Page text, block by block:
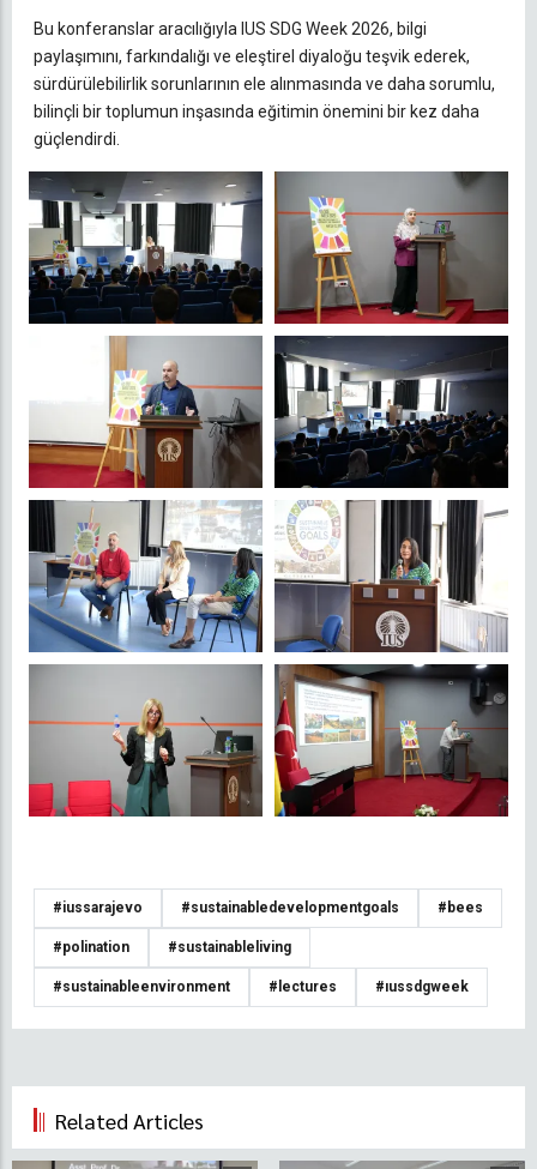
Bu konferanslar aracılığıyla IUS SDG Week 2026, bilgi
paylaşımını, farkındalığı ve eleştirel diyaloğu teşvik ederek,
sürdürülebilirlik sorunlarının ele alınmasında ve daha sorumlu,
bilinçli bir toplumun inşasında eğitimin önemini bir kez daha
güçlendirdi.
#iussarajevo #sustainabledevelopmentgoals #bees
#polination #sustainableliving
#sustainableenvironment #lectures #iussdgweek
Related Articles